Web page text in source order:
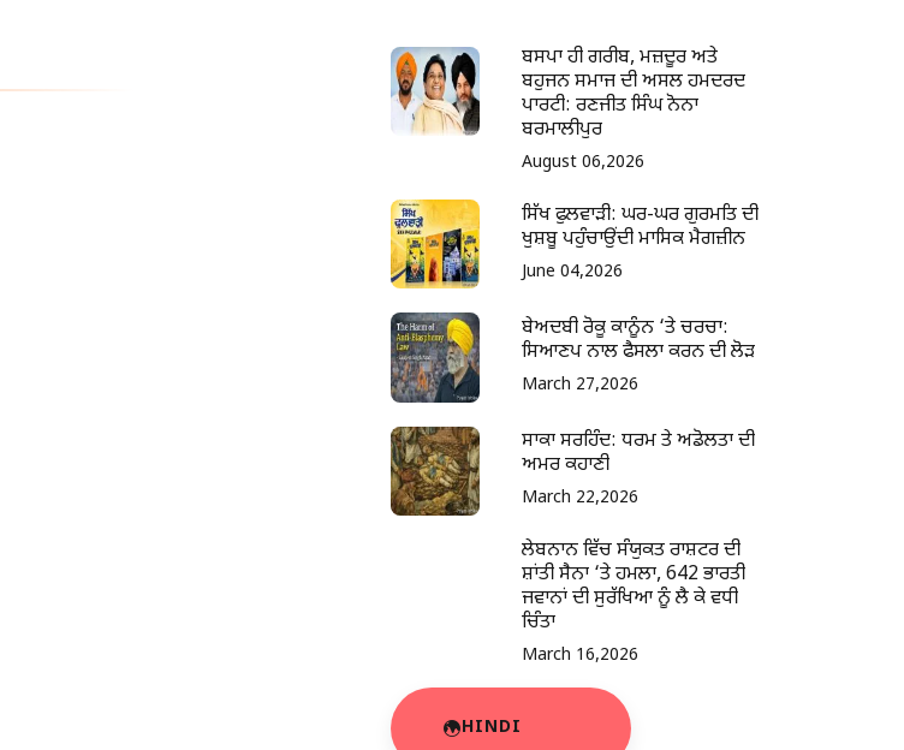
ਬਸਪਾ ਹੀ ਗਰੀਬ, ਮਜ਼ਦੂਰ ਅਤੇ
ਬਹੁਜਨ ਸਮਾਜ ਦੀ ਅਸਲ ਹਮਦਰਦ
ਪਾਰਟੀ: ਰਣਜੀਤ ਸਿੰਘ ਨੋਨਾ
ਬਰਮਾਲੀਪੁਰ
August 06,2026
ਸਿੱਖ ਫੁਲਵਾੜੀ: ਘਰ-ਘਰ ਗੁਰਮਤਿ ਦੀ
ਖੁਸ਼ਬੂ ਪਹੁੰਚਾਉਂਦੀ ਮਾਸਿਕ ਮੈਗਜ਼ੀਨ
June 04,2026
ਬੇਅਦਬੀ ਰੋਕੂ ਕਾਨੂੰਨ ‘ਤੇ ਚਰਚਾ:
ਸਿਆਣਪ ਨਾਲ ਫੈਸਲਾ ਕਰਨ ਦੀ ਲੋੜ
March 27,2026
ਸਾਕਾ ਸਰਹਿੰਦ: ਧਰਮ ਤੇ ਅਡੋਲਤਾ ਦੀ
ਅਮਰ ਕਹਾਣੀ
March 22,2026
ਲੇਬਨਾਨ ਵਿੱਚ ਸੰਯੁਕਤ ਰਾਸ਼ਟਰ ਦੀ
ਸ਼ਾਂਤੀ ਸੈਨਾ ‘ਤੇ ਹਮਲਾ, 642 ਭਾਰਤੀ
ਜਵਾਨਾਂ ਦੀ ਸੁਰੱਖਿਆ ਨੂੰ ਲੈ ਕੇ ਵਧੀ
ਚਿੰਤਾ
March 16,2026
HINDI